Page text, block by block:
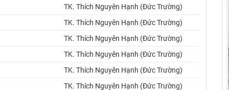
TK. Thích Nguyên Hạnh (Đức Trường)
TK. Thích Nguyên Hạnh (Đức Trường)
TK. Thích Nguyên Hạnh (Đức Trường)
TK. Thích Nguyên Hạnh (Đức Trường)
TK. Thích Nguyên Hạnh (Đức Trường)
TK. Thích Nguyên Hạnh (Đức Trường)